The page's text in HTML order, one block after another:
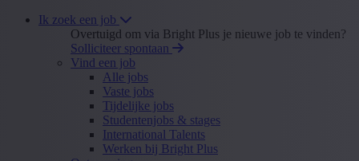
Ik zoek een job
Overtuigd om via Bright Plus je nieuwe job te vinden?
Solliciteer spontaan
Vind een job
Alle jobs
Vaste jobs
Tijdelijke jobs
Studentenjobs & stages
International Talents
Werken bij Bright Plus